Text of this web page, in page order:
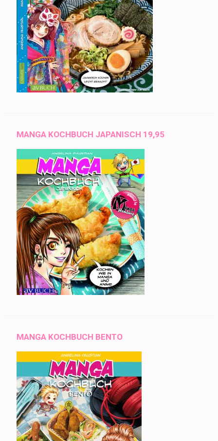
MANGA KOCHBUCH JAPANISCH 19,95
MANGA KOCHBUCH BENTO